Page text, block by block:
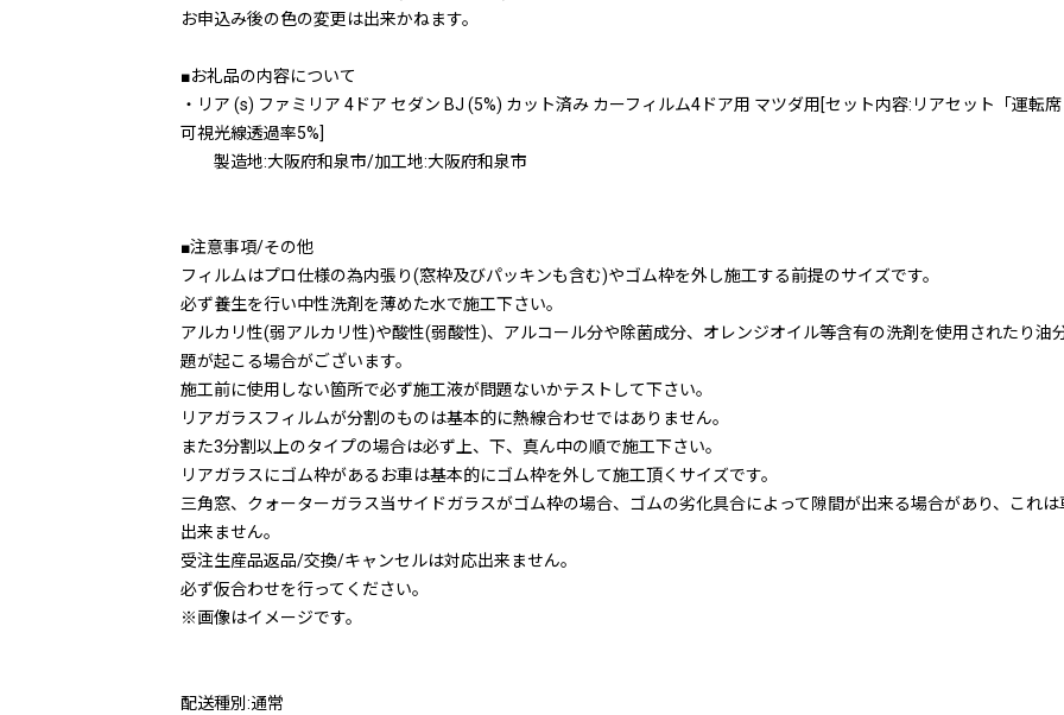
お申込み後の色の変更は出来かねます。
■お礼品の内容について
・リア (s) ファミリア 4ドア セダン BJ (5%) カット済み カーフィルム4ドア用 マツダ用[セット内容:リアセット「運転
可視光線透過率5%]
製造地:大阪府和泉市/加工地:大阪府和泉市
■注意事項/その他
フィルムはプロ仕様の為内張り(窓枠及びパッキンも含む)やゴム枠を外し施工する前提のサイズです。
必ず養生を行い中性洗剤を薄めた水で施工下さい。
アルカリ性(弱アルカリ性)や酸性(弱酸性)、アルコール分や除菌成分、オレンジオイル等含有の洗剤を使用されたり油
題が起こる場合がございます。
施工前に使用しない箇所で必ず施工液が問題ないかテストして下さい。
リアガラスフィルムが分割のものは基本的に熱線合わせではありません。
また3分割以上のタイプの場合は必ず上、下、真ん中の順で施工下さい。
リアガラスにゴム枠があるお車は基本的にゴム枠を外して施工頂くサイズです。
三角窓、クォーターガラス当サイドガラスがゴム枠の場合、ゴムの劣化具合によって隙間が出来る場合があり、これ
出来ません。
受注生産品返品/交換/キャンセルは対応出来ません。
必ず仮合わせを行ってください。
※画像はイメージです。
配送種別:通常